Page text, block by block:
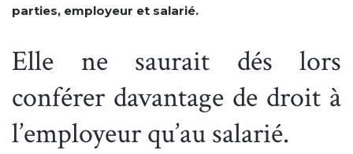
parties, employeur et salarié.
Elle ne saurait dés lors
conférer davantage de droit à
l’employeur qu’au salarié.